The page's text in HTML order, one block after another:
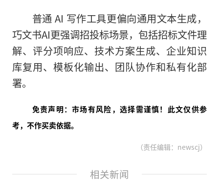
普通 AI 写作工具更偏向通用文本生成，
巧文书AI更强调招投标场景，包括招标文件理
解、评分项响应、技术方案生成、企业知识
库复用、模板化输出、团队协作和私有化部
署。
免责声明：市场有风险，选择需谨慎！此文仅供参
考，不作买卖依据。
（责任编辑：newscj）
相关新闻